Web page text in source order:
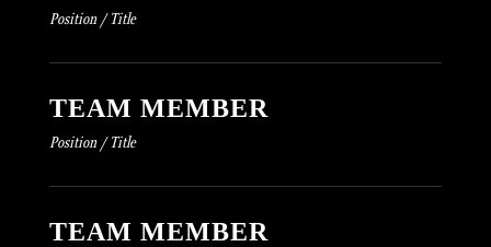
Position / Title
TEAM MEMBER
Position / Title
TEAM MEMBER